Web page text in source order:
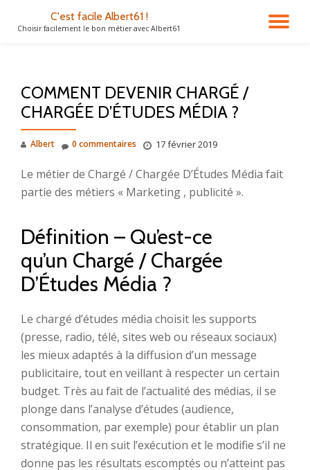
C'est facile Albert61 !
Choisir facilement le bon métier avec Albert61
COMMENT DEVENIR CHARGÉ /
CHARGÉE D’ÉTUDES MÉDIA ?
Albert 17 février 2019
0 commentaires
Le métier de Chargé / Chargée D’Études Média fait
partie des métiers « Marketing , publicité ».
Définition – Qu’est-ce
qu’un Chargé / Chargée
D’Études Média ?
Le chargé d’études média choisit les supports
(presse, radio, télé, sites web ou réseaux sociaux)
les mieux adaptés à la diffusion d’un message
publicitaire, tout en veillant à respecter un certain
budget. Très au fait de l’actualité des médias, il se
plonge dans l’analyse d’études (audience,
consommation, par exemple) pour établir un plan
stratégique. Il en suit l’exécution et le modifie s’il ne
donne pas les résultats escomptés ou n’atteint pas